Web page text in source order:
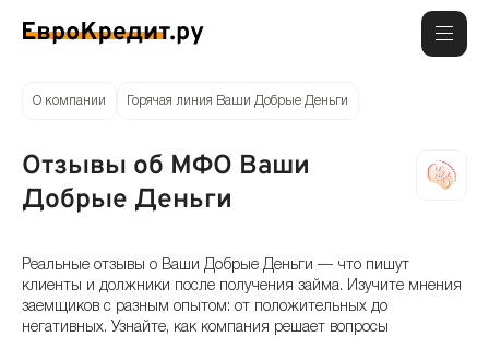
О компании Горячая линия Ваши Добрые Деньги
Отзывы об МФО Ваши
Добрые Деньги
Реальные отзывы о Ваши Добрые Деньги — что пишут
клиенты и должники после получения займа. Изучите мнения
заемщиков с разным опытом: от положительных до
негативных. Узнайте, как компания решает вопросы